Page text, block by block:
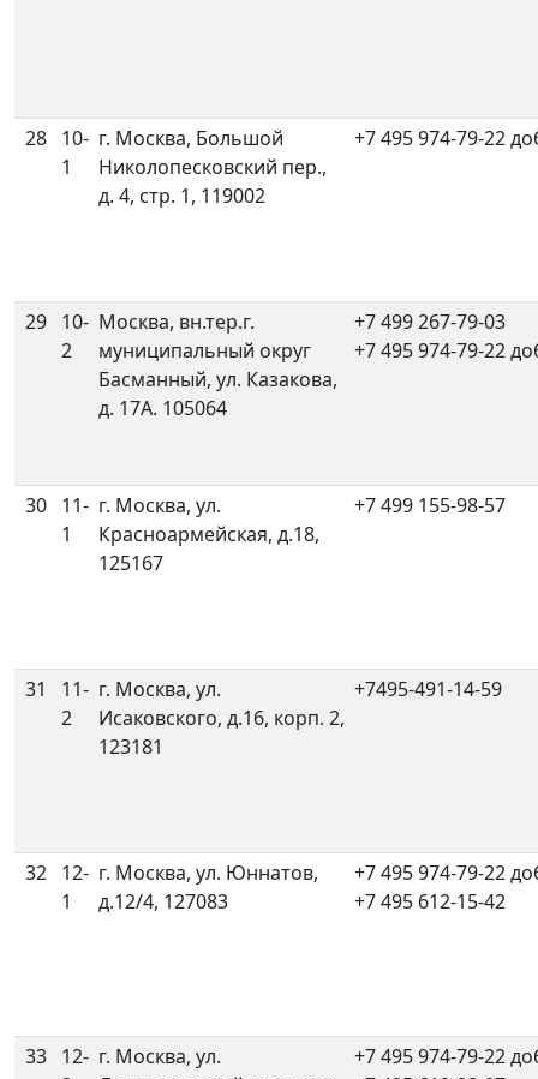
28
10-
1
г. Москва, Большой
Николопесковский пер.,
д. 4, стр. 1, 119002
+7 495 974-79-22
29
10-
2
Москва, вн.тер.г.
муниципальный округ
Басманный, ул. Казакова,
д. 17А. 105064
+7 499 267-79-03
+7 495 974-79-22
30
11-
1
г. Москва, ул.
Красноармейская, д.18,
125167
+7 499 155-98-57
31
11-
2
г. Москва, ул.
Исаковского, д.16, корп. 2,
123181
+7495-491-14-59
32
12-
1
г. Москва, ул. Юннатов,
д.12/4, 127083
+7 495 974-79-22
+7 495 612-15-42
33
12- г. Москва, ул.
+7 495 974-79-22